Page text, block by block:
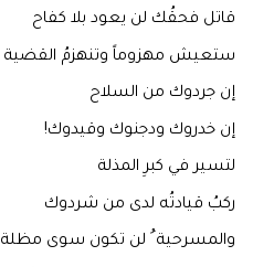
قاتل فحقُك لن يعود بلا كفاح
ستعيش مهزوماً وتنهزمُ القضية
إن جردوك من السلاح
إن خدروك ودجنوك وقيدوك!
لتسير في كبرِ المذلة
ركبُ قيادتُه لدى من شردوك
والمسرحية ُ لن تكون سوى مظلة